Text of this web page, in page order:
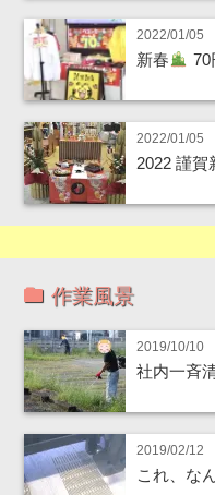
2022/01/05
新春 70
2022/01/05
2022 謹賀
作業風景
2019/10/10
社内一斉
2019/02/12
これ、な